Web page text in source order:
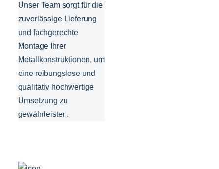
Unser Team sorgt für die
zuverlässige Lieferung
und fachgerechte
Montage Ihrer
Metallkonstruktionen, um
eine reibungslose und
qualitativ hochwertige
Umsetzung zu
gewährleisten.